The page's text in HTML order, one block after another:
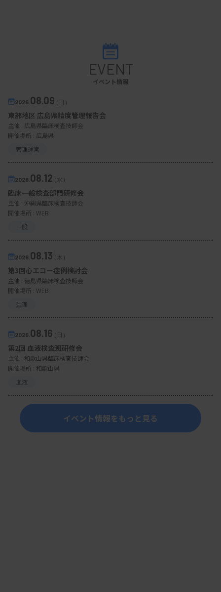
EVENT
イベント情報
2026. 08.09（日）
東部地区 広島県精度管理報告会
主催 : 広島県臨床検査技師会
開催場所 : 広島県
管理運営
2026. 08.12（水）
臨床一般検査部門研修会
主催 : 沖縄県臨床検査技師会
開催場所 : WEB
一般
2026. 08.13（木）
第3回心エコー症例検討会
主催 : 徳島県臨床検査技師会
開催場所 : WEB
生理
2026. 08.16（日）
第2回 血液検査班研修会
主催 : 和歌山県臨床検査技師会
開催場所 : 和歌山県
血液
イベント情報をもっと見る